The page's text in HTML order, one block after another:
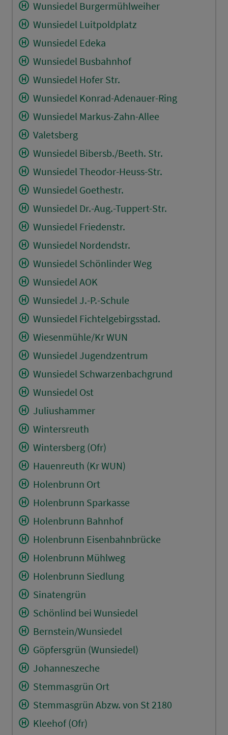
Wunsiedel Burgermühlweiher
Wunsiedel Luitpoldplatz
Wunsiedel Edeka
Wunsiedel Busbahnhof
Wunsiedel Hofer Str.
Wunsiedel Konrad-Adenauer-Ring
Wunsiedel Markus-Zahn-Allee
Valetsberg
Wunsiedel Bibersb./Beeth. Str.
Wunsiedel Theodor-Heuss-Str.
Wunsiedel Goethestr.
Wunsiedel Dr.-Aug.-Tuppert-Str.
Wunsiedel Friedenstr.
Wunsiedel Nordendstr.
Wunsiedel Schönlinder Weg
Wunsiedel AOK
Wunsiedel J.-P.-Schule
Wunsiedel Fichtelgebirgsstad.
Wiesenmühle/Kr WUN
Wunsiedel Jugendzentrum
Wunsiedel Schwarzenbachgrund
Wunsiedel Ost
Juliushammer
Wintersreuth
Wintersberg (Ofr)
Hauenreuth (Kr WUN)
Holenbrunn Ort
Holenbrunn Sparkasse
Holenbrunn Bahnhof
Holenbrunn Eisenbahnbrücke
Holenbrunn Mühlweg
Holenbrunn Siedlung
Sinatengrün
Schönlind bei Wunsiedel
Bernstein/Wunsiedel
Göpfersgrün (Wunsiedel)
Johanneszeche
Stemmasgrün Ort
Stemmasgrün Abzw. von St 2180
Kleehof (Ofr)